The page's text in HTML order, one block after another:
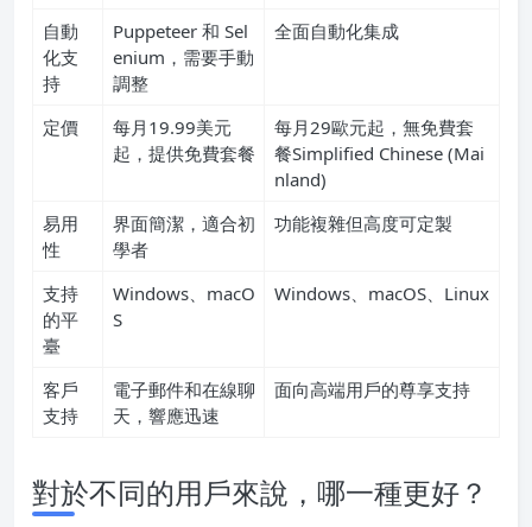
自動
化支
持
Puppeteer 和 Sel
enium，需要手動
調整
全面自動化集成
定價
每月19.99美元
起，提供免費套餐
每月29歐元起，無免費套
餐Simplified Chinese (Mai
nland)
易用
性
界面簡潔，適合初
學者
功能複雜但高度可定製
支持
的平
臺
Windows、macO
S
Windows、macOS、Linux
客戶
支持
電子郵件和在線聊
天，響應迅速
面向高端用戶的尊享支持
對於不同的用戶來說，哪一種更好？